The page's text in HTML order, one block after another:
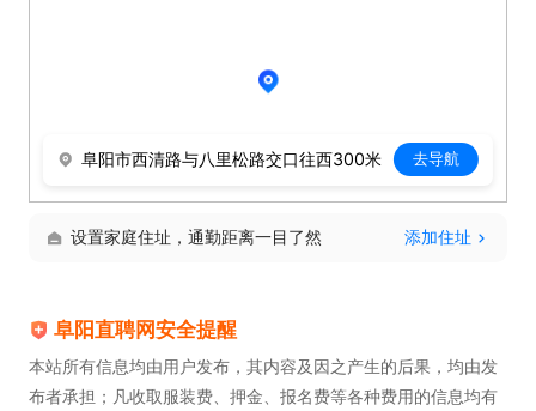
阜阳市西清路与八里松路交口往西300米 去导航
设置家庭住址，通勤距离一目了然 添加住址
阜阳直聘网安全提醒
本站所有信息均由用户发布，其内容及因之产生的后果，均由发
布者承担；凡收取服装费、押金、报名费等各种费用的信息均有